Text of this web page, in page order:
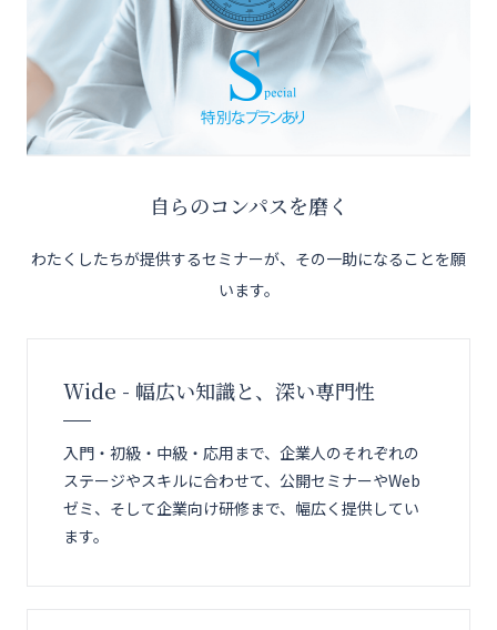
自らのコンパスを磨く
わたくしたちが提供するセミナーが、その一助になることを願
います。
Wide - 幅広い知識と、深い専門性
入門・初級・中級・応用まで、企業人のそれぞれの
ステージやスキルに合わせて、公開セミナーやWeb
ゼミ、そして企業向け研修まで、幅広く提供してい
ます。